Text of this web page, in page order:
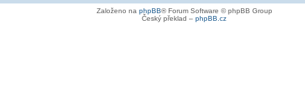
Založeno na phpBB® Forum Software © phpBB Group
Český překlad – phpBB.cz